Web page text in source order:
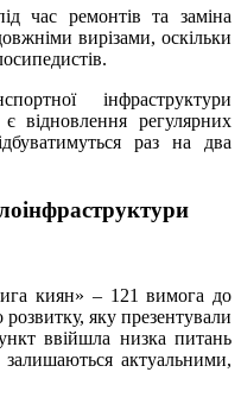
час ремонтів та заміна
вирізами, оскільки
інфраструктури
відновлення регулярних
раз на два
киян» – 121 вимога до
розвитку, яку презентували
ввійшла низка питань
актуальними,